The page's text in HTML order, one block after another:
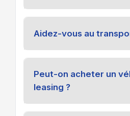
Aidez-vous au
Peut-on acheter un
leasing ?